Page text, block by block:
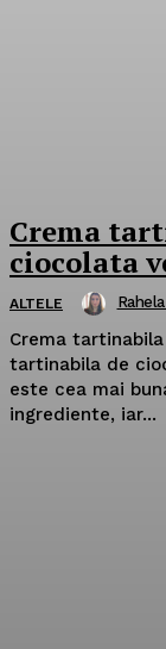
Crema
ciocolata
ALTELE
Crema
tartinabila de
este cea mai
ingrediente, iar...